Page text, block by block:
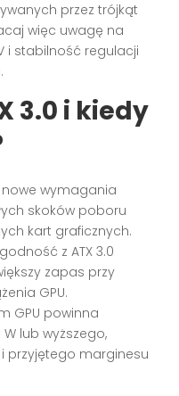
przez trójkąt
więc uwagę na
i stabilność regulacji
3.0 i kiedy
nowe wymagania
skoków poboru
kart graficznych.
z ATX 3.0
zapas przy
GPU.
GPU powinna
lub wyższego,
przyjętego marginesu